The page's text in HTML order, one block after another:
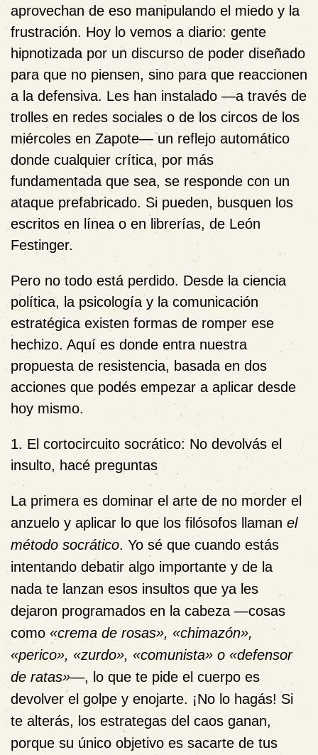
aprovechan de eso manipulando el miedo y la
frustración. Hoy lo vemos a diario: gente
hipnotizada por un discurso de poder diseñado
para que no piensen, sino para que reaccionen
a la defensiva. Les han instalado —a través de
trolles en redes sociales o de los circos de los
miércoles en Zapote— un reflejo automático
donde cualquier crítica, por más
fundamentada que sea, se responde con un
ataque prefabricado. Si pueden, busquen los
escritos en línea o en librerías, de León
Festinger.
Pero no todo está perdido. Desde la ciencia
política, la psicología y la comunicación
estratégica existen formas de romper ese
hechizo. Aquí es donde entra nuestra
propuesta de resistencia, basada en dos
acciones que podés empezar a aplicar desde
hoy mismo.
1. El cortocircuito socrático: No devolvás el
insulto, hacé preguntas
La primera es dominar el arte de no morder el
anzuelo y aplicar lo que los filósofos llaman el
método socrático. Yo sé que cuando estás
intentando debatir algo importante y de la
nada te lanzan esos insultos que ya les
dejaron programados en la cabeza —cosas
como «crema de rosas», «chimazón»,
«perico», «zurdo», «comunista» o «defensor
de ratas»—, lo que te pide el cuerpo es
devolver el golpe y enojarte. ¡No lo hagás! Si
te alterás, los estrategas del caos ganan,
porque su único objetivo es sacarte de tus